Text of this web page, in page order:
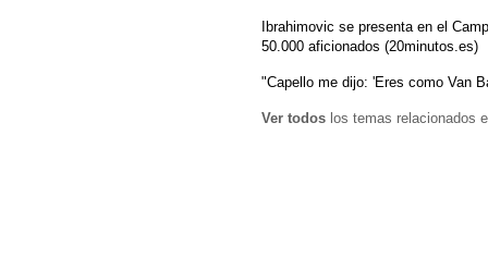
Ibrahimovic se presenta en el
50.000 aficionados (20minutos.es)
"Capello me dijo: 'Eres como Van
Ver todos los temas relacionados